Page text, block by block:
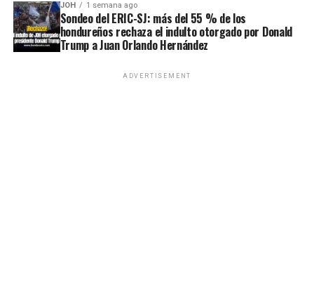
JOH 1 semana ago
Sondeo del ERIC-SJ: más del 55 % de los
hondureños rechaza el indulto otorgado por Donald
Trump a Juan Orlando Hernández
ADVERTISEMENT